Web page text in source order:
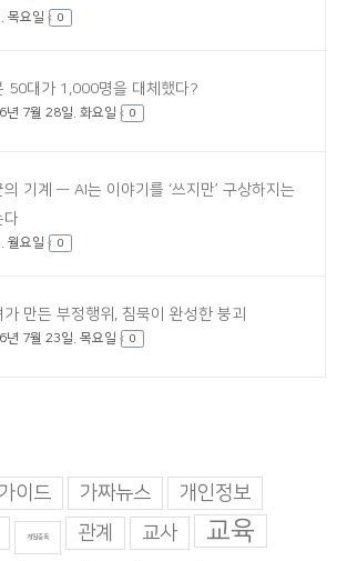
목요일 0
50대가 1,000명을 대체했다?
년 7월 28일. 화요일 0
의 기계 — AI는 이야기를 ‘쓰지만’ 구상하지는
다
월요일 0
가 만든 부정행위, 침묵이 완성한 붕괴
년 7월 23일. 목요일 0
가이드 가짜뉴스
개인정보
게임중독 관계 교사 교육